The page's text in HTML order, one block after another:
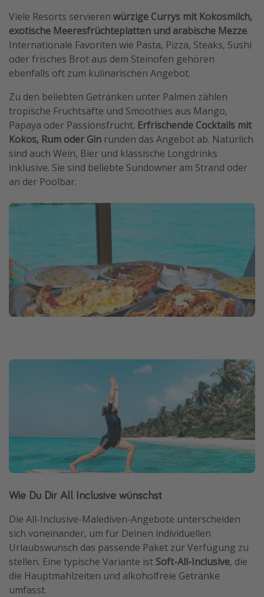
Viele Resorts servieren würzige Currys mit Kokosmilch,
exotische Meeresfrüchteplatten und arabische Mezze.
Internationale Favoriten wie Pasta, Pizza, Steaks, Sushi
oder frisches Brot aus dem Steinofen gehören
ebenfalls oft zum kulinarischen Angebot.
Zu den beliebten Getränken unter Palmen zählen
tropische Fruchtsäfte und Smoothies aus Mango,
Papaya oder Passionsfrucht. Erfrischende Cocktails mit
Kokos, Rum oder Gin runden das Angebot ab. Natürlich
sind auch Wein, Bier und klassische Longdrinks
inklusive. Sie sind beliebte Sundowner am Strand oder
an der Poolbar.
Wie Du Dir All Inclusive wünschst
Die All-Inclusive-Malediven-Angebote unterscheiden
sich voneinander, um für Deinen individuellen
Urlaubswunsch das passende Paket zur Verfügung zu
stellen. Eine typische Variante ist Soft-All-Inclusive, die
die Hauptmahlzeiten und alkoholfreie Getränke
umfasst.